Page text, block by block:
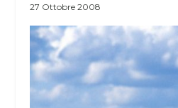
27 Ottobre 2008